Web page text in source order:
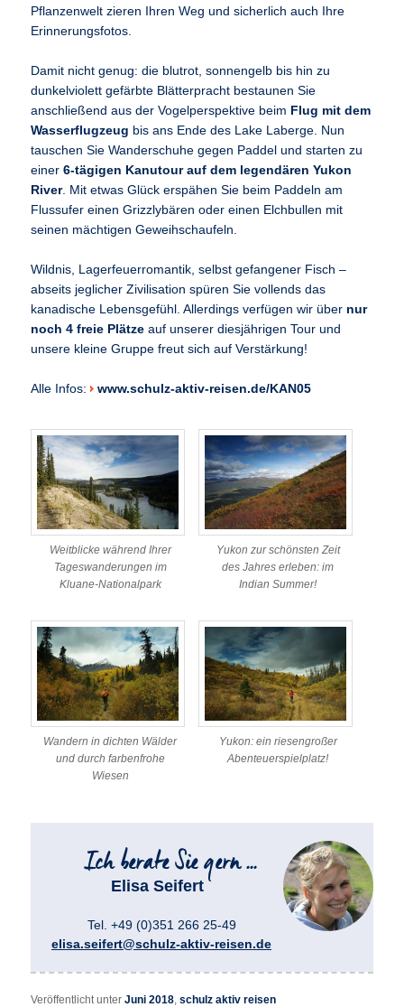
Pflanzenwelt zieren Ihren Weg und sicherlich auch Ihre
Erinnerungsfotos.
Damit nicht genug: die blutrot, sonnengelb bis hin zu
dunkelviolett gefärbte Blätterpracht bestaunen Sie
anschließend aus der Vogelperspektive beim Flug mit dem
Wasserflugzeug bis ans Ende des Lake Laberge. Nun
tauschen Sie Wanderschuhe gegen Paddel und starten zu
einer6-tägigen Kanutour auf dem legendären Yukon
River. Mit etwas Glück erspähen Sie beim Paddeln am
Flussufer einen Grizzlybären oder einen Elchbullen mit
seinen mächtigen Geweihschaufeln.
Wildnis, Lagerfeuerromantik, selbst gefangener Fisch –
abseits jeglicher Zivilisation spüren Sie vollends das
kanadische Lebensgefühl. Allerdings verfügen wir über nur
noch 4 freie Plätze auf unserer diesjährigen Tour und
unsere kleine Gruppe freut sich auf Verstärkung!
Alle Infos: www.schulz-aktiv-reisen.de/KAN05
Weitblicke während Ihrer
Tageswanderungen im
Kluane-Nationalpark
Yukon zur schönsten Zeit
des Jahres erleben: im
Indian Summer!
Wandern in dichten Wälder
und durch farbenfrohe
Wiesen
Yukon: ein riesengroßer
Abenteuerspielplatz!
Elisa Seifert
Tel. +49 (0)351 266 25-49
elisa.seifert@schulz-aktiv-reisen.de
Veröffentlicht unter Juni 2018,schulz aktiv reisen